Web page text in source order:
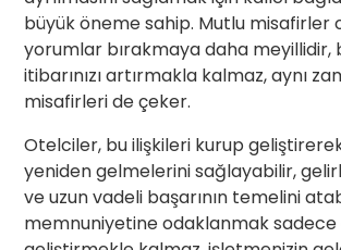
büyük öneme sahip. Mutlu misafirler
yorumlar bırakmaya daha meyillidir,
itibarınızı artırmakla kalmaz, aynı
misafirleri de çeker.
Otelciler, bu ilişkileri kurup
yeniden gelmelerini sağlayabilir,
ve uzun vadeli başarının temelini
memnuniyetine odaklanmak